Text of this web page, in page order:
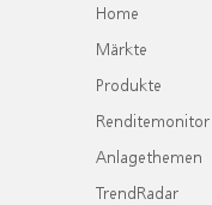
Home
Märkte
Produkte
Renditemonitor
Anlagethemen
TrendRadar